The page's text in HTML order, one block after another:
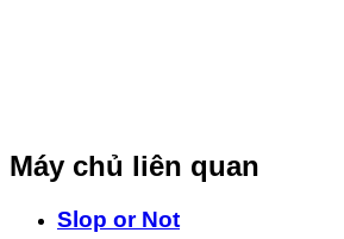
Máy chủ liên quan
Slop or Not